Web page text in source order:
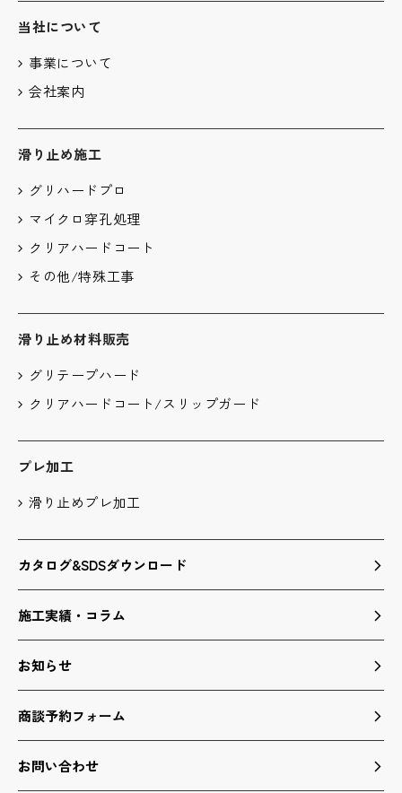
当社について
事業について
会社案内
滑り止め施工
グリハードプロ
マイクロ穿孔処理
クリアハードコート
その他/特殊工事
滑り止め材料販売
グリテープハード
クリアハードコート/スリップガード
プレ加工
滑り止めプレ加工
カタログ&SDSダウンロード
施工実績・コラム
お知らせ
商談予約フォーム
お問い合わせ